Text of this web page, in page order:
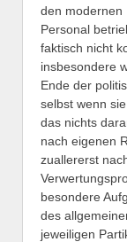
den modernen
Personal
faktisch nicht
insbesondere
Ende der
selbst wenn
das nichts
nach eigenen
zuallererst
besondere
des
jeweiligen